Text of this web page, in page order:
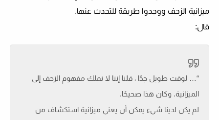
ميزانية الزحف ووجدوا طريقة للتحدث عنها.
قال:
“… لوقت طويل جدًا ، قلنا إننا لا نملك مفهوم الزحف إلى
الميزانية. وكان هذا صحيحًا.
لم يكن لدينا شيء يمكن أن يعني ميزانية استكشاف من